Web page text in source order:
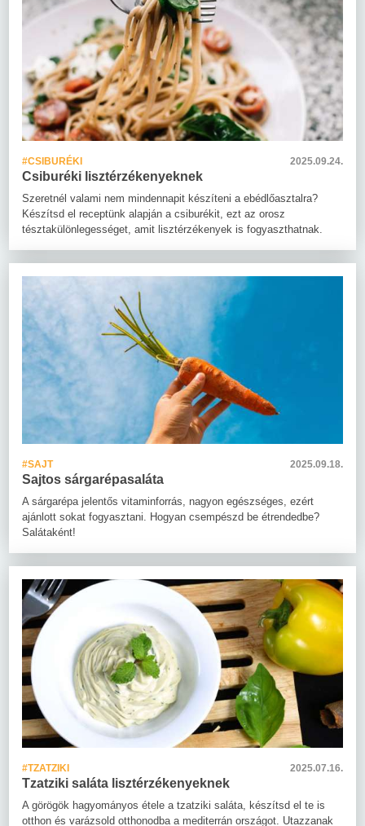
#CSIBURÉKI 2025.09.24.
Csiburéki lisztérzékenyeknek
Szeretnél valami nem mindennapit készíteni a ebédlőasztalra?
Készítsd el receptünk alapján a csiburékit, ezt az orosz
tésztakülönlegességet, amit lisztérzékenyek is fogyaszthatnak.
#SAJT 2025.09.18.
Sajtos sárgarépasaláta
A sárgarépa jelentős vitaminforrás, nagyon egészséges, ezért
ajánlott sokat fogyasztani. Hogyan csempészd be étrendedbe?
Salátaként!
#TZATZIKI 2025.07.16.
Tzatziki saláta lisztérzékenyeknek
A görögök hagyományos étele a tzatziki saláta, készítsd el te is
otthon és varázsold otthonodba a mediterrán országot. Utazzanak